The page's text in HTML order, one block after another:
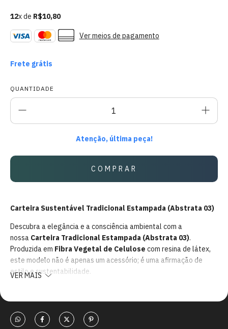
12x de R$10,80
Ver meios de pagamento
Frete grátis
QUANTIDADE
Atenção, última peça!
Carteira Sustentável Tradicional Estampada (Abstrata 03)
Descubra a elegância e a consciência ambiental com a
nossa Carteira Tradicional Estampada (Abstrata 03).
Produzida em Fibra Vegetal de Celulose com resina de látex,
este modelo não é apenas um acessório; é uma afirmação de
estilo e sustentabilidade.
garantindo qualidade e resistência, mesmo em condições
desafiadoras. Suas dimensões são perfeitas:
cme pesa apenas 3.0g
VER MAIS